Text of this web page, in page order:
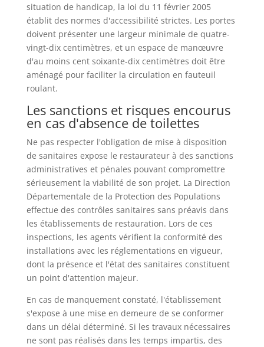
situation de handicap, la loi du 11 février 2005
établit des normes d'accessibilité strictes. Les portes
doivent présenter une largeur minimale de quatre-
vingt-dix centimètres, et un espace de manœuvre
d'au moins cent soixante-dix centimètres doit être
aménagé pour faciliter la circulation en fauteuil
roulant.
Les sanctions et risques encourus
en cas d'absence de toilettes
Ne pas respecter l'obligation de mise à disposition
de sanitaires expose le restaurateur à des sanctions
administratives et pénales pouvant compromettre
sérieusement la viabilité de son projet. La Direction
Départementale de la Protection des Populations
effectue des contrôles sanitaires sans préavis dans
les établissements de restauration. Lors de ces
inspections, les agents vérifient la conformité des
installations avec les réglementations en vigueur,
dont la présence et l'état des sanitaires constituent
un point d'attention majeur.
En cas de manquement constaté, l'établissement
s'expose à une mise en demeure de se conformer
dans un délai déterminé. Si les travaux nécessaires
ne sont pas réalisés dans les temps impartis, des